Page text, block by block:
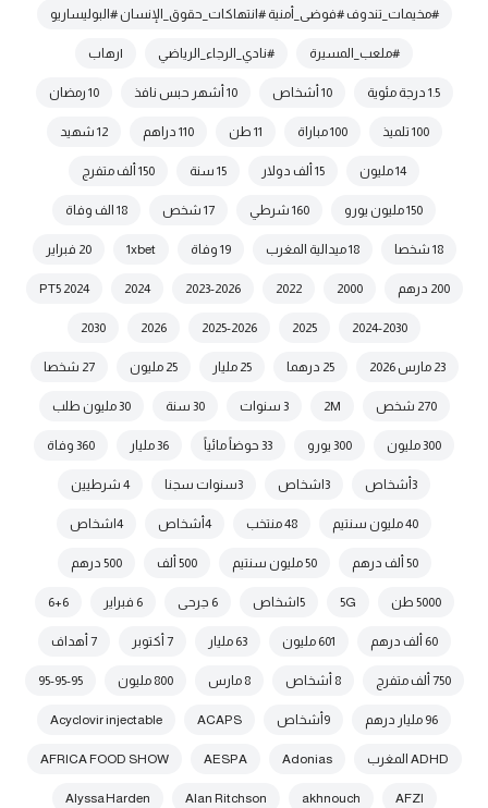
#مخيمات_تندوف #فوضى_أمنية #انتهاكات_حقوق_الإنسان #البوليساريو
#ملعب_المسيرة #نادي_الرجاء_الرياضي |رهاب
1.5 درجة مئوية 10 أشخاص 10 أشهر حبس نافذ 10 رمضان
100 تلميذ 100 مباراة 11 طن 110 دراهم 12 شهيد
14 مليون 15 ألف دولار 15 سنة 150 ألف متفرج
150 مليون يورو 160 شرطي 17 شخص 18 الف وفاة
18 شخصا 18 ميدالية المغرب 19 وفاة 1xbet 20 فبراير
200 درهم 2000
2022
2023-2026
2024
2024 PT5
2024-2030
2025
2025-2026
2026
2030
23 مارس 2026 25 درهما 25 مليار 25 مليون 27 شخصا
270 شخص 2M 3 سنوات 30 سنة 30 مليون طلب
300 مليون 300 يورو 33 حوضاً مائياً 36 مليار 360 وفاة
3أشخاص 3اشخاص 3سنوات سجنا 4 شرطيين
40 مليون سنتيم 48 منتخب 4أشخاص 4اشخاص
50 ألف درهم 50 مليون سنتيم 500 ألف 500 درهم
5000 طن 5G 5اشخاص 6 جرحى 6 فبراير 6+6
60 ألف درهم 601 مليون 63 مليار 7 أكتوبر 7 أهداف
750 ألف متفرج 8 أشخاص 8 مارس 800 مليون 95-95-95
96 مليار درهم 9أشخاص ACAPS
Acyclovir injectable
ADHD المغرب Adonias
AESPA
AFRICA FOOD SHOW
AFZI
akhnouch
Alan Ritchson
Alyssa Harden